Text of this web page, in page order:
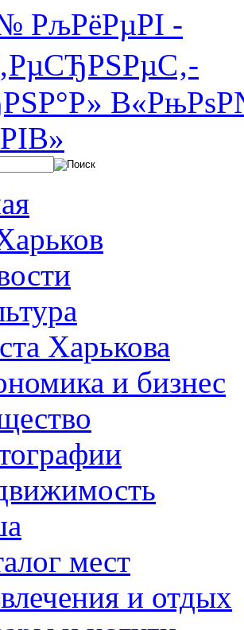
Харькова
и бизнес
мест
и отдых